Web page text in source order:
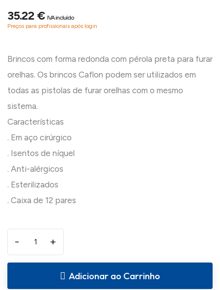
35.22 € IVA incluído
Preços para profissionais após login
Brincos com forma redonda com pérola preta para furar
orelhas. Os brincos Caflon podem ser utilizados em
todas as pistolas de furar orelhas com o mesmo
sistema.
Características
. Em aço cirúrgico
. Isentos de níquel
. Anti-alérgicos
. Esterilizados
- +
Adicionar ao Carrinho